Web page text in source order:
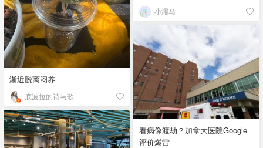
小濡马
渐近脱离闷养
底波拉的诗与歌
看病像渡劫？加拿大医院Google
评价爆雷